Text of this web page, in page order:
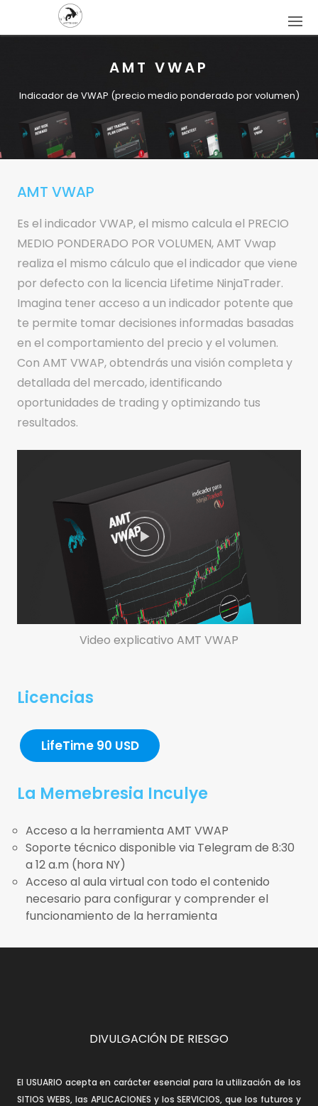
AMT VWAP
Indicador de VWAP (precio medio ponderado por volumen)
AMT VWAP
Es el indicador VWAP, el mismo calcula el PRECIO
MEDIO PONDERADO POR VOLUMEN, AMT Vwap
realiza el mismo cálculo que el indicador que viene
por defecto con la licencia Lifetime NinjaTrader.
Imagina tener acceso a un indicador potente que
te permite tomar decisiones informadas basadas
en el comportamiento del precio y el volumen.
Con AMT VWAP, obtendrás una visión completa y
detallada del mercado, identificando
oportunidades de trading y optimizando tus
resultados.
Video explicativo AMT VWAP
Licencias
LifeTime 90 USD
La Memebresia Inculye
Acceso a la herramienta AMT VWAP
Soporte técnico disponible via Telegram de 8:30
a 12 a.m (hora NY)
Acceso al aula virtual con todo el contenido
necesario para configurar y comprender el
funcionamiento de la herramienta
DIVULGACIÓN DE RIESGO
El USUARIO acepta en carácter esencial para la utilización de los
SITIOS WEBS, las APLICACIONES y los SERVICIOS, que los futuros y